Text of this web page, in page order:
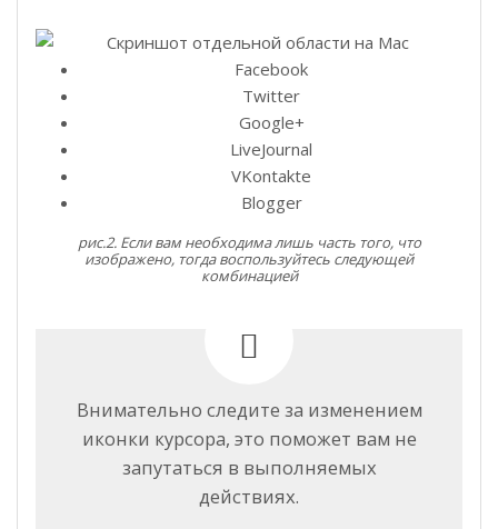
Facebook
Twitter
Google+
LiveJournal
VKontakte
Blogger
рис.2. Если вам необходима лишь часть того, что
изображено, тогда воспользуйтесь следующей
комбинацией
Внимательно следите за изменением
иконки курсора, это поможет вам не
запутаться в выполняемых
действиях.